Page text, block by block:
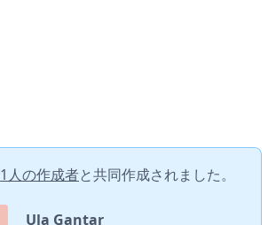
1人の作成者と共同作成されました。
Ula Gantar